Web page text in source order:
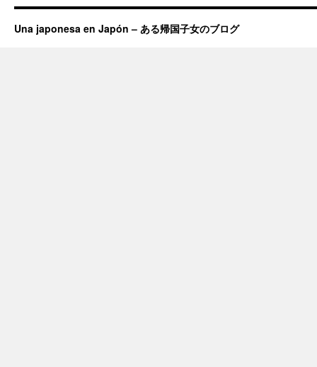
Una japonesa en Japón – ある帰国子女のブログ